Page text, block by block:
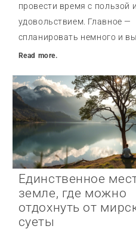
провести время с пользой
удовольствием. Главное —
спланировать немного и
Read more.
Единственное
земле, где можно
отдохнуть от
суеты